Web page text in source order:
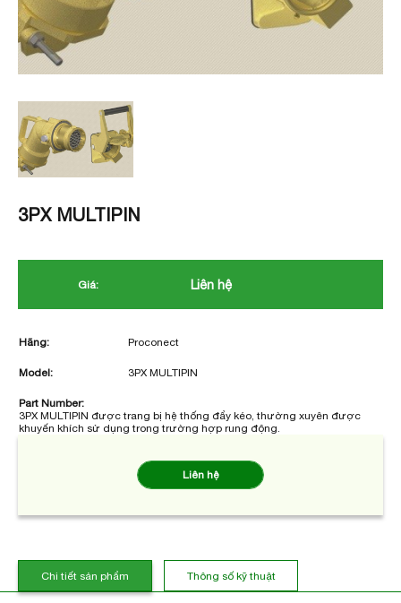
3PX MULTIPIN
Giá: Liên hệ
Hãng: Proconect
Model: 3PX MULTIPIN
Part Number:
3PX MULTIPIN được trang bị hệ thống đẩy kéo, thường xuyên được
khuyến khích sử dụng trong trường hợp rung động.
Liên hệ
Chi tiết sản phẩm Thông số kỹ thuật